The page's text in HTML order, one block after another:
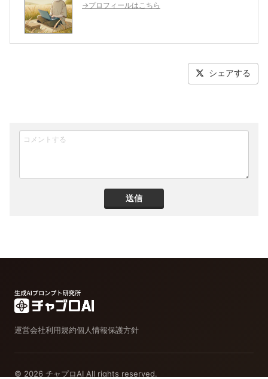
→プロフィールはこちら
シェアする
送信
運営会社利用規約個人情報保護方針
© 2026 チャプロAI All rights reserved.